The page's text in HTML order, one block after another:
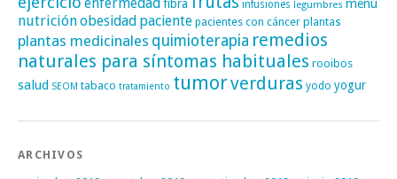
fibra infusiones legumbres menú
nutriciónobesidad paciente pacientes con cáncer plantas
plantas medicinales quimioterapia remedios
naturales para síntomas habituales rooibos
salud SEOM tabaco tratamiento tumorverduras yodo yogur
ARCHIVOS